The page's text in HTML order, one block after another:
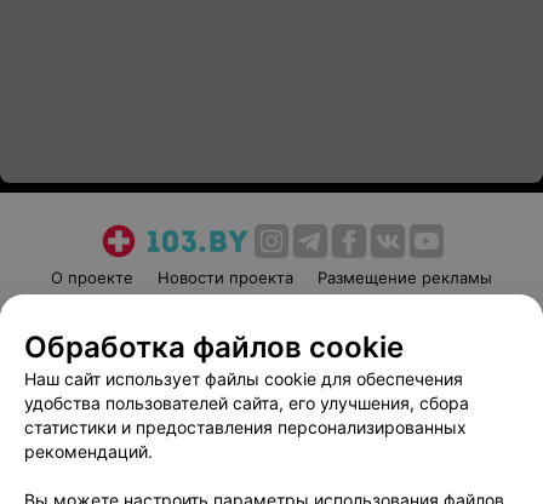
О проекте Новости проекта
Размещение рекламы
Пользовательское соглашение
Способы оплаты
Вакансии
Партнеры
Написать руководителю 103.by
Обработка файлов cookie
Наш сайт использует файлы cookie для обеспечения
удобства пользователей сайта, его улучшения, сбора
статистики и предоставления персонализированных
рекомендаций.
Вы можете настроить параметры использования файлов